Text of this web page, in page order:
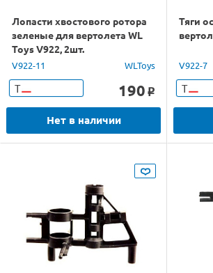
Лопасти хвостового ротора
зеленые для вертолета WL
Toys V922, 2шт.
V922-11 WLToys
Т 190 o
Нет в наличии
Тяги
V922-7
Т